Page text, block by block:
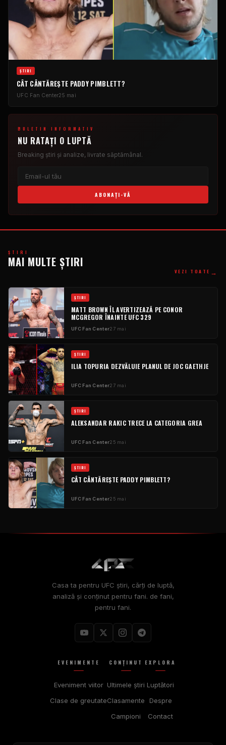
ȘTIRI
CÂT CÂNTĂREȘTE PADDY PIMBLETT?
UFC Fan Center25 mai
BULETIN INFORMATIV
NU RATAȚI O LUPTĂ
Breaking știri și analize, livrate săptămânal.
ABONAŢI-VĂ
ȘTIRI
MAI MULTE ȘTIRI
VEZI TOATE →
ȘTIRI
MATT BROWN ÎL AVERTIZEAZĂ PE CONOR
MCGREGOR ÎNAINTEUFC329
UFCFan Center27 mai
ȘTIRI
ILIA TOPURIA DEZVĂLUIE PLANUL DE JOC GAETHJE
UFCFan Center27 mai
ȘTIRI
ALEKSANDAR RAKIC TRECE LA CATEGORIA GREA
UFCFan Center25 mai
ȘTIRI
CÂT CÂNTĂREȘTE PADDY PIMBLETT?
UFCFan Center25 mai
Casa ta pentru UFC știri, cărți de luptă,
analiză și conținut pentru fani. de fani,
pentru fani.
EVENIMENTE
Eveniment viitor
Clase de greutate
CONȚINUT
Ultimele știri
Clasamente
Campioni
EXPLORA
Luptători
Despre
Contact